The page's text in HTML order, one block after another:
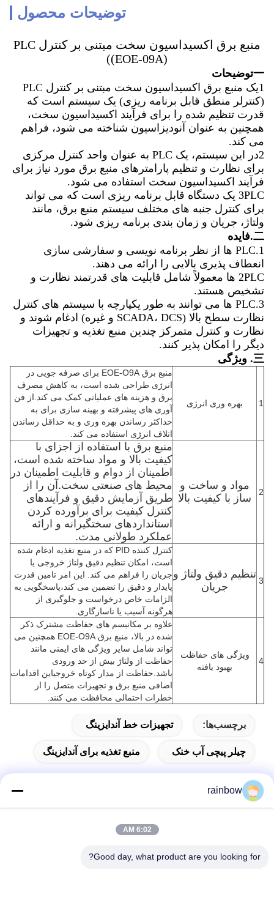
توضیحات محصول
منبع برق اکسیداسیون سخت مبتنی بر کنترل PLC
((EOE-09A)
一توضیحات
1یک منبع برق اکسیداسیون سخت مبتنی بر کنترل PLC
(کنترلر منطق قابل برنامه ریزی) یک سیستم است که
قدرت تنظیم شده را برای فرآیند اکسیداسیون سخت،
همچنین به عنوان آنودیزاسیون شناخته می شود، فراهم
می کند.
2در این سیستم، یک PLC به عنوان واحد کنترل مرکزی
برای نظارت و تنظیم پارامترهای منبع برق مورد نیاز برای
فرآیند اکسیداسیون سخت استفاده می شود.
3PLC یک دستگاه قابل برنامه ریزی است که می تواند
برای کنترل جنبه های مختلف سیستم منبع برق، مانند
ولتاژ، جریان و زمان بندی برنامه ریزی شود.
二.فايده
1.PLC ها از نظر برنامه نویسی و سفارشی سازی
انعطاف پذیری بالایی را ارائه می دهند.
2PLC ها معمولاً شامل قابلیت های قدرتمند نظارت و
تشخیص هستند.
3.PLC ها می توانند به طور یکپارچه با سیستم های کنترل
نظارت سطح بالا (SCADA، DCS و غیره) ادغام شوند و
نظارت و کنترل متمرکز چندین منبع تغذیه و تجهیزات
دیگر را امکان پذیر کنند.
三. ویژگی
1 بهره وری انرژی
منبع برق EOE-O9A برای صرفه جویی در
انرژی طراحی شده است، به کاهش مصرف
برق و هزینه های عملیاتی کمک می کند.از فن
آوری های پیشرفته و بهینه سازی برای به
حداکثر رساندن بهره وری و به حداقل رساندن
اتلاف انرژی استفاده می کند.
2
مواد و ساخت و
ساز با کیفیت بالا
منبع برق با استفاده از اجزای با
کیفیت بالا و مواد ساخته شده است،
اطمینان از دوام و قابلیت اطمینان در
محیط های صنعتی سخت.آن را از
طریق آزمایش دقیق و فرآیندهای
کنترل کیفیت برای برآورده کردن
استانداردهای سختگیرانه و ارائه
عملکرد طولانی مدت.
3
تنظیم دقیق ولتاژ و
جریان
کنترل کننده PID که در منبع تغذیه ادغام شده
است، امکان تنظیم دقیق ولتاژ خروجی یا
جریان را فراهم می کند. این امر تامین قدرت
پایدار و دقیق را تضمین می کند،پاسخگویی به
الزامات خاص درخواست و جلوگیری از
هرگونه آسیب یا ناسازگاری.
4
ویژگی های حفاظت
بهبود یافته
علاوه بر مکانیسم های حفاظت مشترک ذکر
شده در بالا، منبع برق EOE-O9A همچنین می
تواند شامل سایر ویژگی های ایمنی مانند
حفاظت از ولتاژ بیش از حد ورودی
باشد.حفاظت از مدار کوتاه خروجیاین اقدامات
اضافی منبع برق و تجهیزات متصل را از
خطرات احتمالی محافظت می کنند.
برچسب‌ها: تجهیزات خط آندایزینگ
چیلر پیچی آب خنک منبع تغذیه برای آندایزینگ
آدرس
rainbow
6:02 AM
Good day, what product are you looking for?